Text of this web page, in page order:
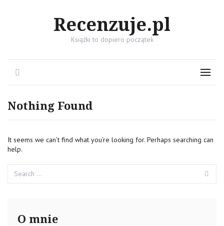
Recenzuje.pl
Książki to dopiero początek
Menu
Nothing Found
It seems we can’t find what you’re looking for. Perhaps searching can
help.
for:
O mnie